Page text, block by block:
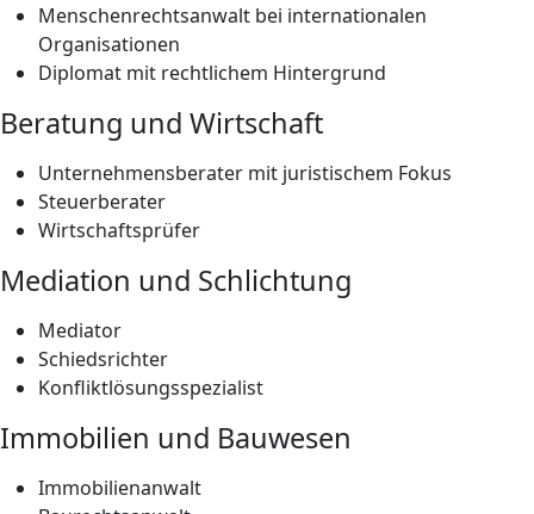
Menschenrechtsanwalt bei internationalen
Organisationen
Diplomat mit rechtlichem Hintergrund
Beratung und Wirtschaft
Unternehmensberater mit juristischem Fokus
Steuerberater
Wirtschaftsprüfer
Mediation und Schlichtung
Mediator
Schiedsrichter
Konfliktlösungsspezialist
Immobilien und Bauwesen
Immobilienanwalt